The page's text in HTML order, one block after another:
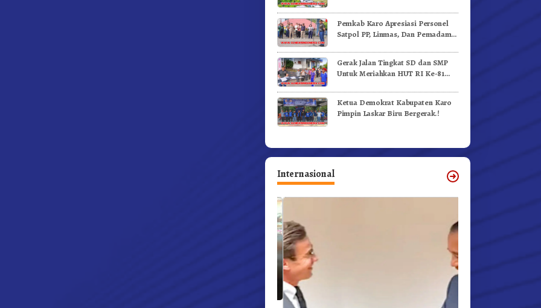
Videokan!
Pemkab Karo Apresiasi Personel
Satpol PP, Linmas, Dan Pemadam
Gerak Jalan Tingkat SD dan SMP
Untuk Meriahkan HUT RI Ke-81
Ketua Demokrat Kabupaten Karo
Pimpin Laskar Biru Bergerak.!
Internasional